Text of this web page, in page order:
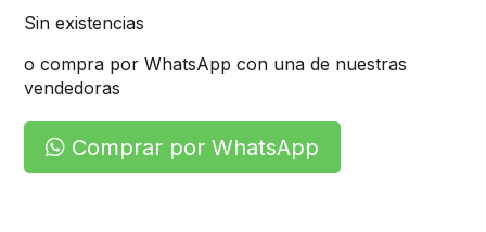
Sin existencias
o compra por WhatsApp con una de nuestras
vendedoras
Comprar por WhatsApp